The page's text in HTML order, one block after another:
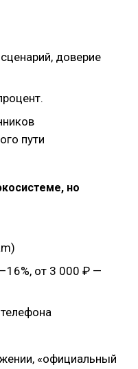
доверие
пути
но
от 3 000 ₽ —
«официальный